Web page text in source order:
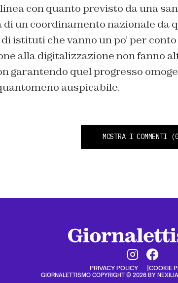
con quanto previsto da una
di un coordinamento nazionale da
istituti che vanno un po’ per
alla digitalizzazione non fanno
garantendo quel progresso
auspicabile.
MOSTRA I COMMENTI
PRIVACY POLICY COOKIE
GIORNALETTISMO COPYRIGHT © 2026 BY